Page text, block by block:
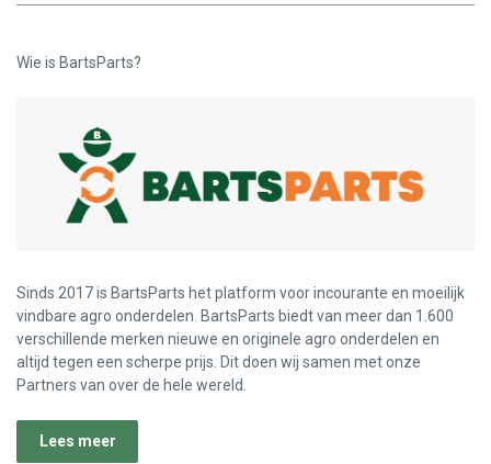
Wie is BartsParts?
Sinds 2017 is BartsParts het platform voor incourante en moeilijk
vindbare agro onderdelen. BartsParts biedt van meer dan 1.600
verschillende merken nieuwe en originele agro onderdelen en
altijd tegen een scherpe prijs. Dit doen wij samen met onze
Partners van over de hele wereld.
Lees meer